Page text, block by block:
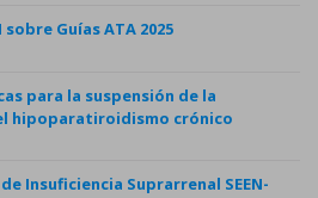
sobre Guías ATA 2025
para la suspensión de la
hipoparatiroidismo crónico
Insuficiencia Suprarrenal SEEN-